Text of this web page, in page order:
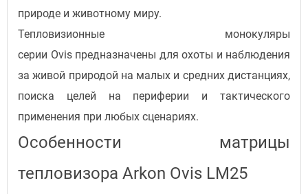
природе и животному миру.
Тепловизионные монокуляры
серии Ovis предназначены для охоты и наблюдения
за живой природой на малых и средних дистанциях,
поиска целей на периферии и тактического
применения при любых сценариях.
Особенности матрицы
тепловизора Arkon Ovis LM25